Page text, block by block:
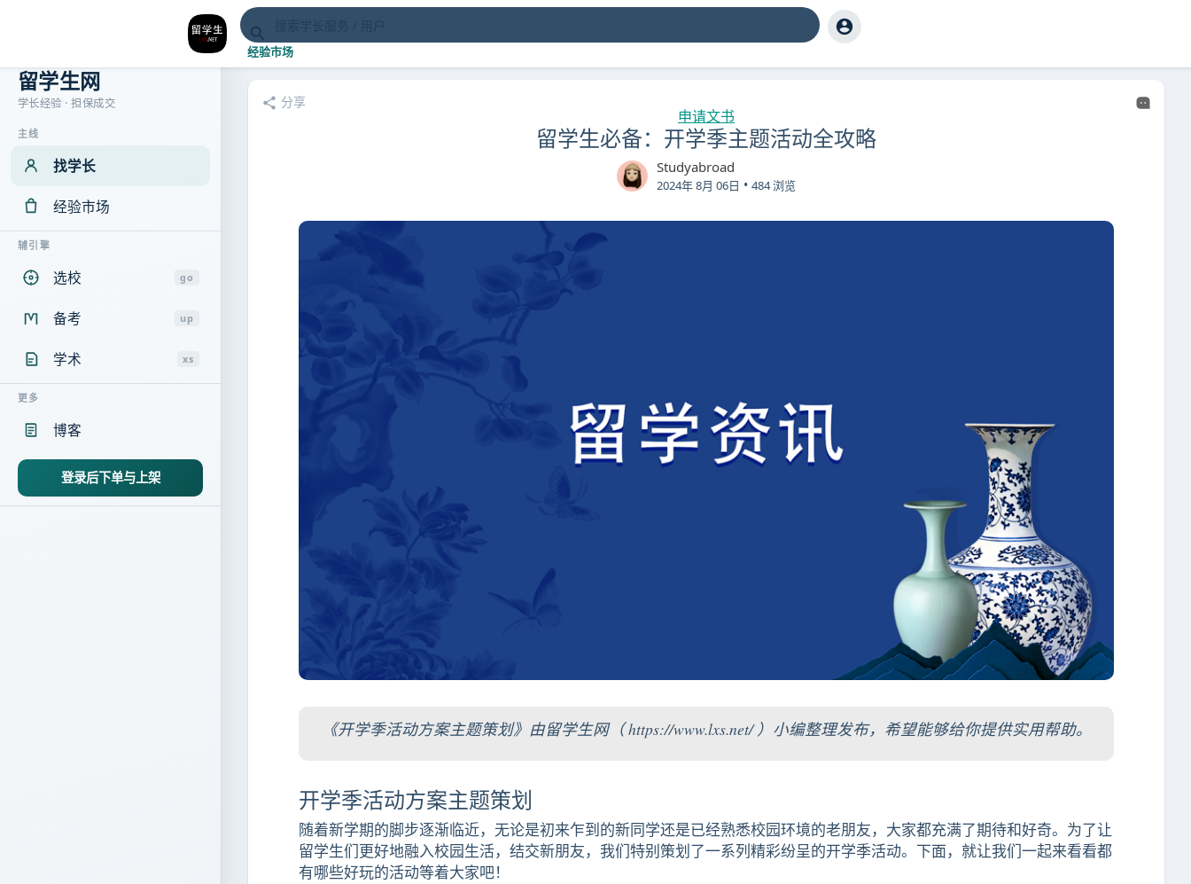
经验市场
留学生网
学长经验 · 担保成交
主线
找学长
经验市场
辅引擎
选校 go
备考 up
学术 xs
更多
博客
登录后下单与上架
分享
申请文书
留学生必备：开学季主题活动全攻略
Studyabroad
2024年 8月 06日 • 484 浏览
《开学季活动方案主题策划》由留学生网（ https://www.lxs.net/ ）小编整理发布，希望能够给你提供实用帮助。
开学季活动方案主题策划
随着新学期的脚步逐渐临近，无论是初来乍到的新同学还是已经熟悉校园环境的老朋友，大家都充满了期待和好奇。为了让
留学生们更好地融入校园生活，结交新朋友，我们特别策划了一系列精彩纷呈的开学季活动。下面，就让我们一起来看看都
有哪些好玩的活动等着大家吧！